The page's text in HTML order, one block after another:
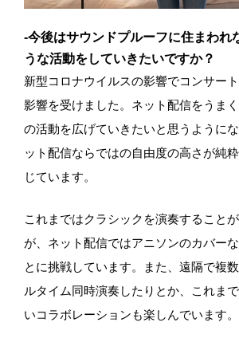
-今後はサウンドプルーフに住まわれ
うな活動をしていきたいですか？
新型コロナウイルスの影響でコンサー
影響を受けました。ネット配信をうま
の活動を広げていきたいと思うように
ット配信ならではの自由度の高さが純
じています。
これまではクラシックを演奏すること
が、ネット配信ではアニソンのカバー
とに挑戦しています。また、遠隔で複
ルタイム同時演奏したりとか、これま
いコラボレーションも楽しんでいます。